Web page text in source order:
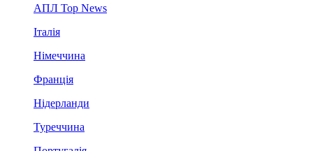
АПЛ Top News
Італія
Німеччина
Франція
Нідерланди
Туреччина